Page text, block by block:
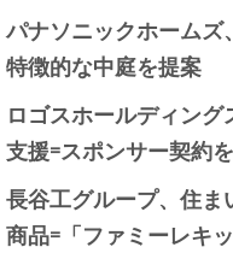
パナソニックホーム
特徴的な中庭を提案
ロゴスホールディン
支援=スポンサー契約
長谷工グループ、住
商品=「ファミーレキ